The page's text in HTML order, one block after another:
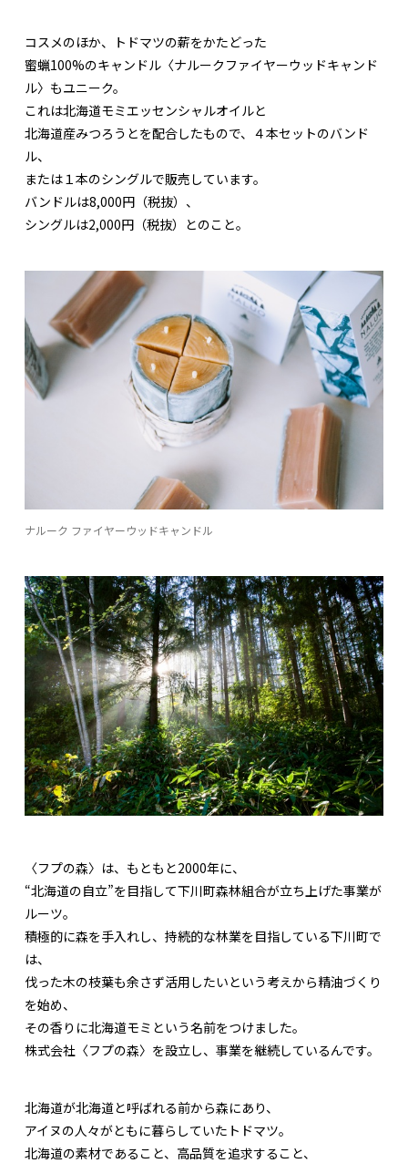
コスメのほか、トドマツの薪をかたどった
蜜蝋100%のキャンドル〈ナルークファイヤーウッドキャンド
ル〉もユニーク。
これは北海道モミエッセンシャルオイルと
北海道産みつろうとを配合したもので、４本セットのバンド
ル、
または１本のシングルで販売しています。
バンドルは8,000円（税抜）、
シングルは2,000円（税抜）とのこと。
ナルーク ファイヤーウッドキャンドル
〈フプの森〉は、もともと2000年に、
“北海道の自立”を目指して下川町森林組合が立ち上げた事業が
ルーツ。
積極的に森を手入れし、持続的な林業を目指している下川町で
は、
伐った木の枝葉も余さず活用したいという考えから精油づくり
を始め、
その香りに北海道モミという名前をつけました。
株式会社〈フプの森〉を設立し、事業を継続しているんです。
北海道が北海道と呼ばれる前から森にあり、
アイヌの人々がともに暮らしていたトドマツ。
北海道の素材であること、高品質を追求すること、